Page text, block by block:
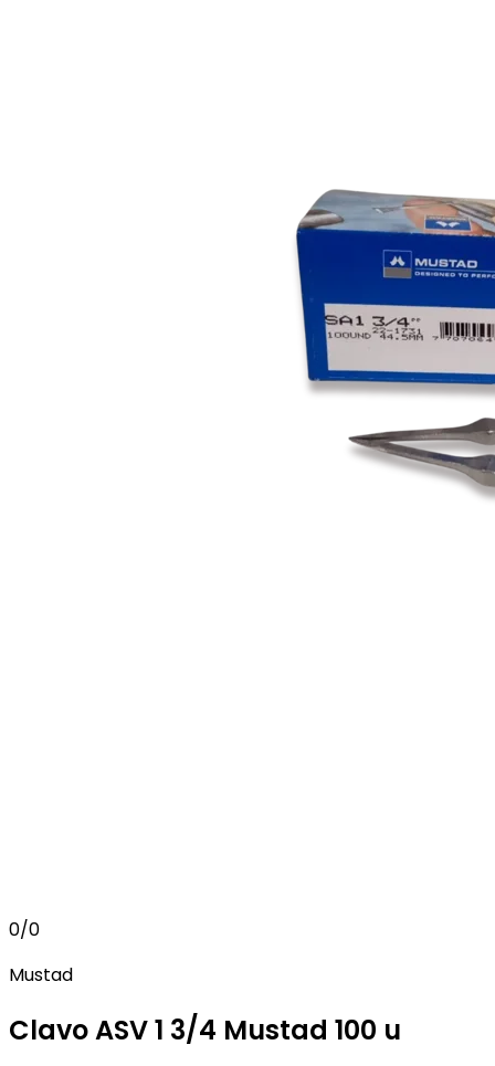
0/0
Mustad
Clavo ASV 1 3/4 Mustad 100 u